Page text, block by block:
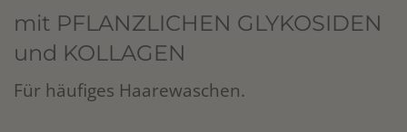
mit PFLANZLICHEN GLYKOSIDEN
und KOLLAGEN
Für häufiges Haarewaschen.